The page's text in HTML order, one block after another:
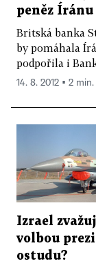
peněz Íránu
Britská banka
by pomáhala
podpořila i
14. 8. 2012 ▪ 2
Izrael
volbou
ostudu?